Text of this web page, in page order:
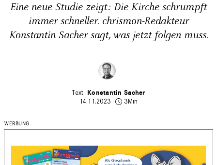
Eine neue Studie zeigt: Die Kirche schrumpft
immer schneller. chrismon-Redakteur
Konstantin Sacher sagt, was jetzt folgen muss.
Konstantin Sacher
14.11.2023
3Min